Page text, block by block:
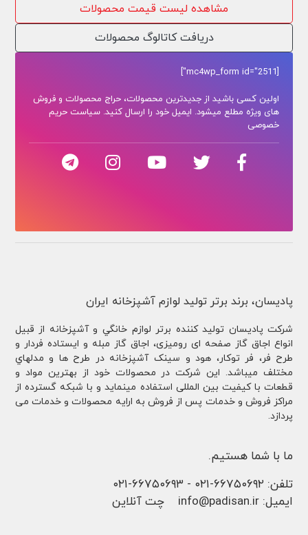
مشاهده لیست قیمت محصولات
دریافت کاتالوگ محصولات
[mc4wp_form id="2511"]
اولین کسی باشید از جدیدترین محصولات، حراج محصولات و فروش
های ویژه مطلع میشود. ایمیل خود را ارسال کنید. سیاست حریم
خصوصی
پادیسان، برند برتر تولید لوازم آشپزخانه ایران
شركت پادیسان توليد کننده برتر لوازم خانگي و آشپزخانه از قبيل
انواع اجاق گاز صفحه ای رومیزی، اجاق گاز مبله و ایستاده فردار و
طرح فر، فر توكار، هود و سینک آشپزخانه در طرح ها و مدلهاي
مختلف ميباشد. این شرکت در محصولات خود از بهترین مواد و
قطعات با کیفیت بین المللی استفاده مینماید و با شبکه گسترده از
مراکز فروش و خدمات پس از فروش به ارایه محصولات و خدمات می
پردازد.
ما با شما هستیم.
تلفن: ۶۶۷۵۰۶۹۲-۰۲۱ - ۶۶۷۵۰۶۹۳-۰۲۱
ایمیل: info@padisan.ir چت آنلاین